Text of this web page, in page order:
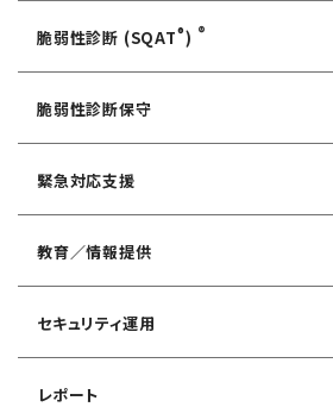
情報セキュリティ・アドバイザリ
AIサービス提供者・利用者向け
サイバーセキュリティ対策支援
CSIRT構築／運用支援
インシデント初動対応準備支援
Shift Left コンサルティング
脆弱性診断 (SQAT®) ®
WEBアプリケーション脆弱性診断
ネットワーク脆弱性診断
IoTセキュリティ診断
クラウドセキュリティ設定診断
脆弱性診断保守
デイリー自動脆弱性診断
WEBサイトコンテンツ改ざん検知
緊急対応支援
デジタルフォレンジック
緊急対応サービス
教育／情報提供
セキュリスト（SecuriST）
EC-Council
（セキュリティエンジニア養成講座）
セキュリティ運用
マネージドセキュリティサービス (MSS)
レポート